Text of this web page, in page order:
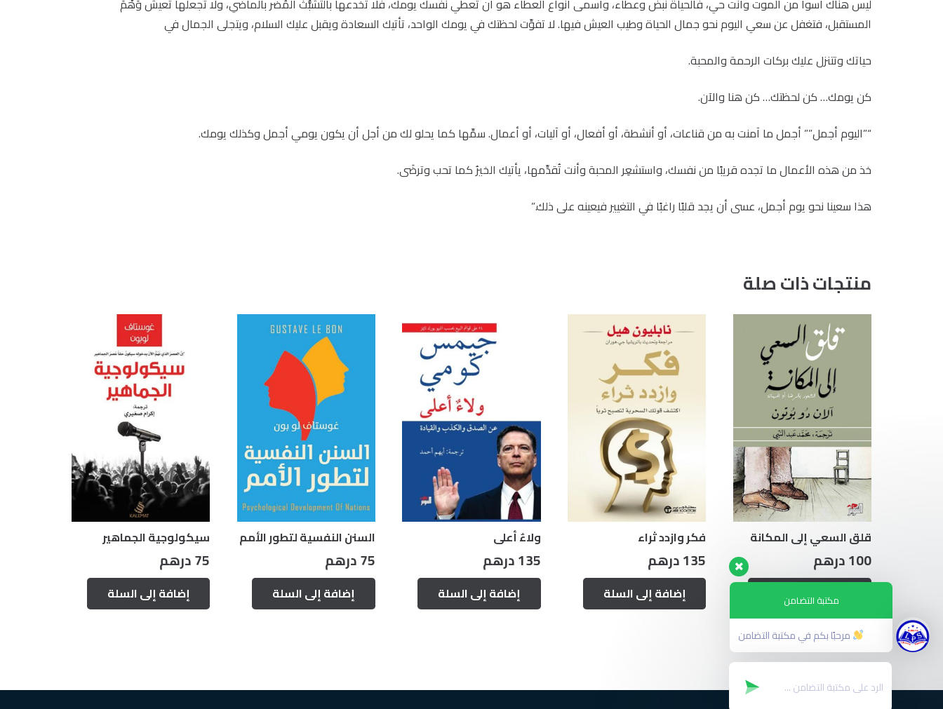
ليس هناك أسوأ من الموت وأنت حي، فالحياة نبض وعطاء، وأسمى أنواع العطاء هو أن تعطي نفسك يومك، فلا تخدعها بالتشبُّث المُضر بالماضي، ولا تجعلها تعيش وَهْمَ
المستقبل، فتغفل عن سعي اليوم نحو جمال الحياة وطيب العيش فيها. لا تفوِّت لحظتك في يومك الواحد، تأتيك السعادة ويقبل عليك السلام، ويتجلى الجمال في
حياتك وتتنزل عليك بركات الرحمة والمحبة.
كن يومك… كن لحظتك… كن هنا والآن.
“”اليوم أجمل”” أجمل ما آمنت به من قناعات، أو أنشطة، أو أفعال، أو آليات، أو أعمال. سمِّها كما يحلو لك من أجل أن يكون يومي أجمل وكذلك يومك.
خذ من هذه الأعمال ما تجده قريبًا من نفسك، واستشعِر المحبة وأنت تُقدِّمها، يأتيك الخيرُ كما تحب وترضَى.
هذا سعينا نحو يوم أجمل، عسى أن يجد قلبًا راغبًا في التغيير فيعينه على ذلك.”
منتجات ذات صلة
قلق السعي إلى المكانة
100درهم
إضافة إلى السلة
فكر وازدد ثراء
135درهم
إضافة إلى السلة
ولاءٌ أعلى
135درهم
إضافة إلى السلة
السنن النفسية لتطور الأمم
75درهم
إضافة إلى السلة
سيكولوجية الجماهير
75درهم
إضافة إلى السلة مكتبة التضامن
مرحبًا بكم في مكتبة التضامن